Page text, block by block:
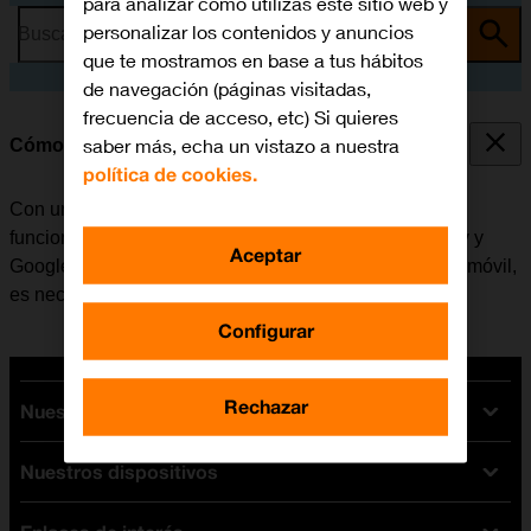
Busca por problema o tema
Cómo activar una cuenta de Google en el móvil
Con una cuenta de Google se tiene acceso a varias
funciones en el móvil, por ejemplo, Gmail, Google Play y
Google+. Antes de activar una cuenta de Google en el móvil,
es necesario
Nuestras tarifas
Tarifas Orange
Tarifas fibra y móvil
Nuestros dispositivos
personalizar los contenidos y anuncios
que te mostramos en base a tus hábitos
de navegación (páginas visitadas,
frecuencia de acceso, etc) Si quieres
saber más, echa un vistazo a nuestra
política de cookies.
Configurar
Rechazar
Aceptar